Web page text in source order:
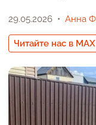
29.05.2026 Анна
Читайте нас в MAX